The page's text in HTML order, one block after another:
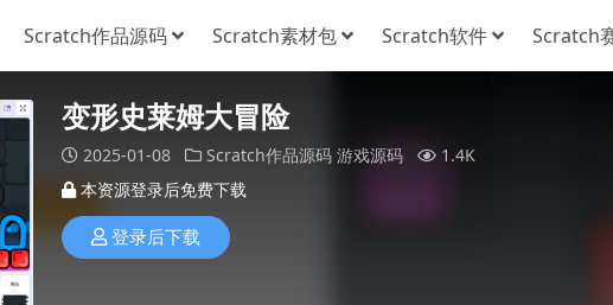
Scratch作品源码 Scratch素材包 Scratch软件 Scratch
变形史莱姆大冒险
2025-01-08 Scratch作品源码 游戏源码
1.4K
本资源登录后免费下载
登录后下载